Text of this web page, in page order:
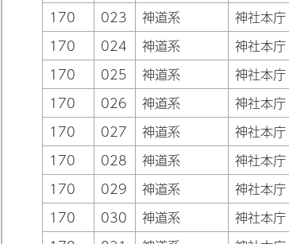
170
023 神道系 神社本庁
170
024 神道系 神社本庁
170
025 神道系 神社本庁
170
026 神道系 神社本庁
170
027 神道系 神社本庁
170
028 神道系 神社本庁
170
029 神道系 神社本庁
170
030 神道系 神社本庁